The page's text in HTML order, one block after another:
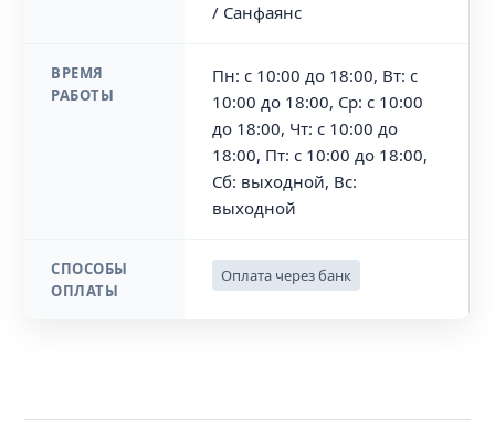
/ Санфаянс
ВРЕМЯ
РАБОТЫ
Пн: с 10:00 до 18:00, Вт: с
10:00 до 18:00, Ср: с 10:00
до 18:00, Чт: с 10:00 до
18:00, Пт: с 10:00 до 18:00,
Сб: выходной, Вс:
выходной
СПОСОБЫ
ОПЛАТЫ
Оплата через банк